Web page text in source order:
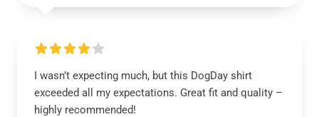
I wasn’t expecting much, but this DogDay shirt
exceeded all my expectations. Great fit and quality –
highly recommended!